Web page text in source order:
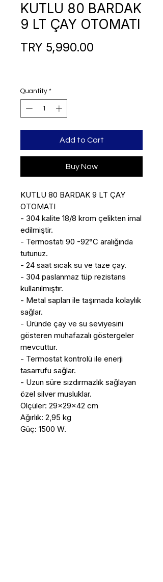
KUTLU 80 BARDAK
9 LT ÇAY OTOMATI
TRY 5,990.00
Quantity *
Add to Cart
Buy Now
KUTLU 80 BARDAK 9 LT ÇAY
OTOMATI
- 304 kalite 18/8 krom çelikten imal
edilmiştir.
- Termostatı 90 -92°C aralığında
tutunuz.
- 24 saat sıcak su ve taze çay.
- 304 paslanmaz tüp rezistans
kullanılmıştır.
- Metal sapları ile taşımada kolaylık
sağlar.
- Üründe çay ve su seviyesini
gösteren muhafazalı göstergeler
mevcuttur.
- Termostat kontrolü ile enerji
tasarrufu sağlar.
- Uzun süre sızdırmazlık sağlayan
özel silver musluklar.
Ölçüler: 29x29x42 cm
Ağırlık: 2,95 kg
Güç: 1500 W.